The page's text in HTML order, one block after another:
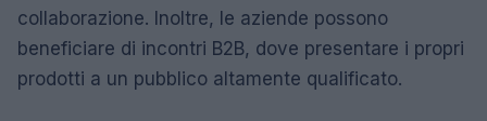
collaborazione. Inoltre, le aziende possono
beneficiare di incontri B2B, dove presentare i propri
prodotti a un pubblico altamente qualificato.